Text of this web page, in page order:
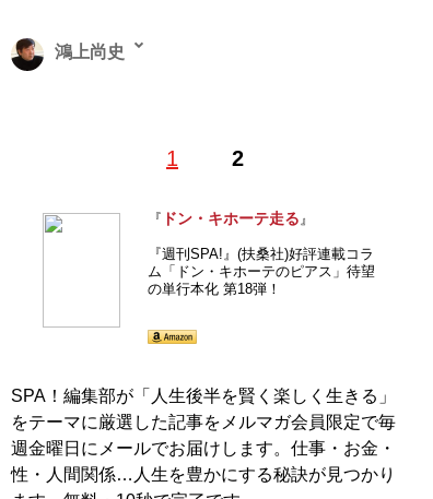
1 2
鴻上尚史
『週刊SPA!』(扶桑社)好評連載コラムの待望の
単行本化 第19弾!2018年1月2・9日合併号〜
2020年5月26日号まで、全96本。
『 ドン・キホーテ走る 』
『週刊SPA!』(扶桑社)好評連載コラ
ム「ドン・キホーテのピアス」待望
の単行本化 第18弾！
SPA！編集部が「人生後半を賢く楽しく生きる」
をテーマに厳選した記事をメルマガ会員限定で毎
週金曜日にメールでお届けします。仕事・お金・
性・人間関係…人生を豊かにする秘訣が見つかり